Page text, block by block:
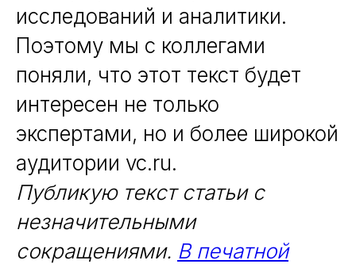
исследований и аналитики.
Поэтому мы с коллегами
поняли, что этот текст будет
интересен не только
экспертами, но и более широкой
аудитории vc.ru.
Публикую текст статьи с
незначительными
сокращениями. В печатной